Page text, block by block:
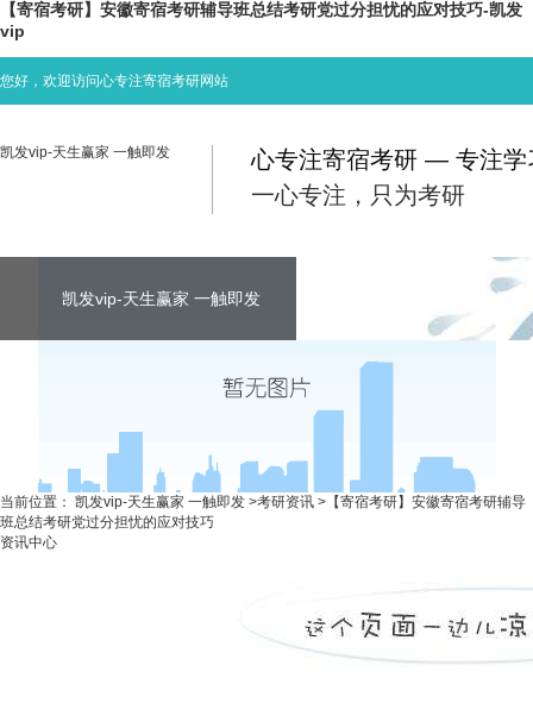
【寄宿考研】安徽寄宿考研辅导班总结考研党过分担忧的应对技巧-凯发
vip
您好，欢迎访问心专注寄宿考研网站
凯发vip-天生赢家 一触即发
心专注寄宿考研 — 专注学
一心专注，只为考研
凯发vip-天生赢家 一触即发 凯发vip-天生赢家 一触即发
凯发vip-天生赢家 一触即发 考研资讯
当前位置： 凯发vip-天生赢家 一触即发 >考研资讯 > 【寄宿考研】安徽寄宿考研辅导
班总结考研党过分担忧的应对技巧
资讯中心